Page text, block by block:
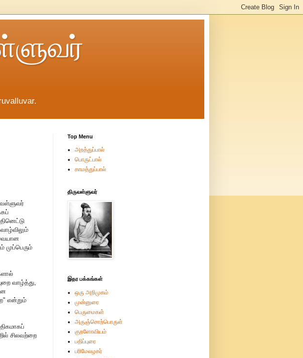
முப்பெரும்
வாழ்த்து,
என்றும்
சிலவற்றை
Top Menu
அறத்துப்பால்
பொருட்பால்
காமத்துப்பால்
திருவள்ளுவர்
இதர பக்கங்கள்
ஒரு அறிமுகம்
முன்னுரை
பெருமைகள்
அருஞ்சொற்பொருள்
குறளோவியம்
பதிப்புரை
பரிமேலழகர்